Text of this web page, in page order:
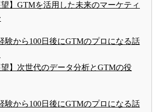
】GTMを活用した未来のマーケティ
験から100日後にGTMのプロになる話
】次世代のデータ分析とGTMの役
験から100日後にGTMのプロになる話